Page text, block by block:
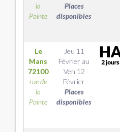
la
Pointe
Places
disponibles
Le
Mans
72100
rue de
la
Pointe
Jeu 11
Février au
Ven 12
Février
Places
disponibles